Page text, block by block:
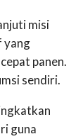
misi
yang
panen.
sendiri.
guna